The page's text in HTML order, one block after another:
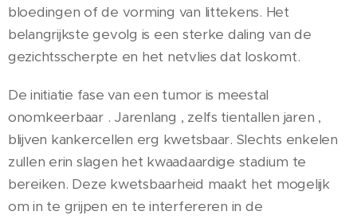
bloedingen of de vorming van littekens. Het
belangrijkste gevolg is een sterke daling van de
gezichtsscherpte en het netvlies dat loskomt.
De initiatie fase van een tumor is meestal
onomkeerbaar . Jarenlang , zelfs tientallen jaren ,
blijven kankercellen erg kwetsbaar. Slechts enkelen
zullen erin slagen het kwaadaardige stadium te
bereiken. Deze kwetsbaarheid maakt het mogelijk
om in te grijpen en te interfereren in de